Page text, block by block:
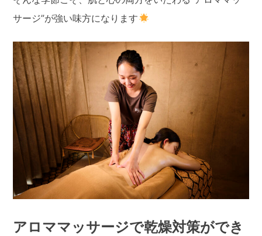
サージ”が強い味方になります
アロママッサージで乾燥対策ができ